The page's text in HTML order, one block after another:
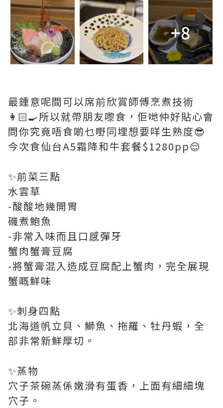
+8
最鍾意呢間可以席前欣賞師傅烹煮技術
👩🏻‍🍳所以就帶朋友嚟食，佢哋仲好貼心會
問你究竟唔食啲乜嘢同埋想要咩生熟度😎
今次食仙台A5霜降和牛套餐$1280pp😌
✨前菜三點
水雲草
-酸酸地幾開胃
磯煮鮑魚
-非常入味而且口感彈牙
蟹肉蟹膏豆腐
-將蟹膏混入造成豆腐配上蟹肉，完全展現
蟹嘅鮮味
✨刺身四點
北海道帆立貝、鰤魚、拖羅、牡丹蝦，全
部非常新鮮厚切。
✨蒸物
穴子茶碗蒸係嫩滑有蛋香，上面有細細塊
穴子。